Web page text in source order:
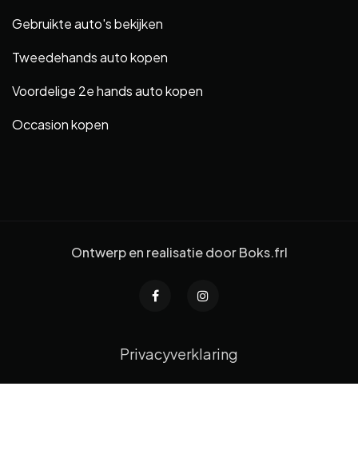
Gebruikte auto's bekijken
Tweedehands auto kopen
Voordelige 2e hands auto kopen
Occasion kopen
Ontwerp en realisatie doorBoks.frl
Privacyverklaring